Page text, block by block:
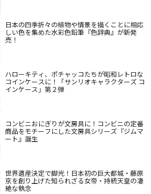
日本の四季折々の植物や情景を描くことに相応
しい色を集めた水彩色鉛筆『色辞典』が新発
売！
ハローキティ、ポチャッコたちが昭和レトロな
コインケースに！「サンリオキャラクターズ コ
インケース」第２弾
コンビニおにぎりが文房具に！コンビニの定番
商品をモチーフにした文房具シリーズ『ジムマ
ート』誕生
世界遺産決定で脚光！日本初の巨大都城・藤原
京を創り上げた知られざる女帝・持統天皇の凄
絶な執念